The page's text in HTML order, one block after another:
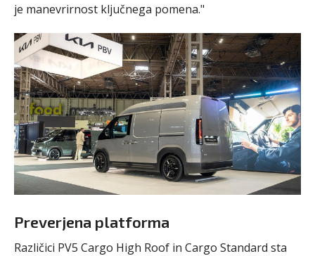
je manevrirnost ključnega pomena."
Preverjena platforma
Različici PV5 Cargo High Roof in Cargo Standard sta